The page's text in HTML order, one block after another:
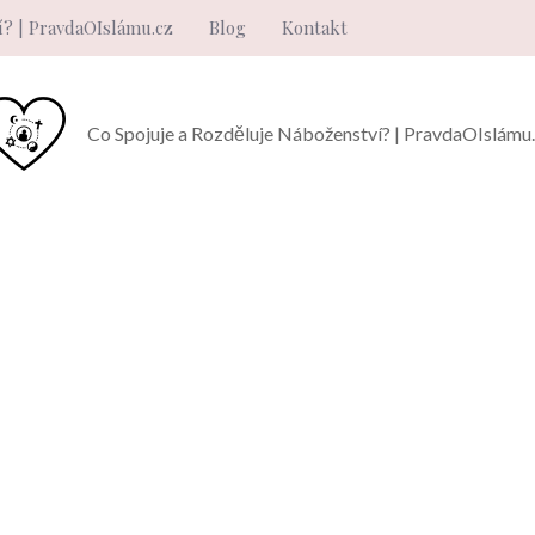
| PravdaOIslámu.cz Blog Kontakt
Co Spojuje a Rozděluje Náboženství? |